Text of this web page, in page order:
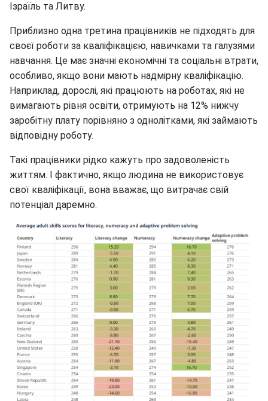
Ізраїль та Литву.
Приблизно одна третина працівників не підходять для
своєї роботи за кваліфікацією, навичками та галузями
навчання. Це має значні економічні та соціальні втрати,
особливо, якщо вони мають надмірну кваліфікацію.
Наприклад, дорослі, які працюють на роботах, які не
вимагають рівня освіти, отримують на 12% нижчу
заробітну плату порівняно з однолітками, які займають
відповідну роботу.
Такі працівники рідко кажуть про задоволеність
життям. І фактично, якщо людина не використовує
свої кваліфікації, вона вважає, що витрачає свій
потенціал даремно.